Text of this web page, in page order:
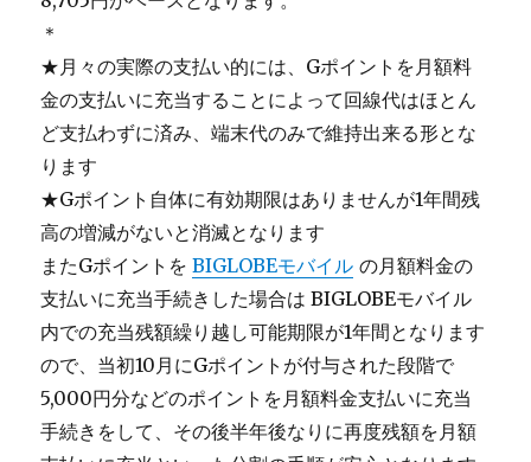
＊
★月々の実際の支払い的には、Gポイントを月額料
金の支払いに充当することによって回線代はほとん
ど支払わずに済み、端末代のみで維持出来る形とな
ります
★Gポイント自体に有効期限はありませんが1年間残
高の増減がないと消滅となります
またGポイントをBIGLOBEモバイル の月額料金の
支払いに充当手続きした場合は BIGLOBEモバイル
内での充当残額繰り越し可能期限が1年間となります
ので、当初10月にGポイントが付与された段階で
5,000円分などのポイントを月額料金支払いに充当
手続きをして、その後半年後なりに再度残額を月額